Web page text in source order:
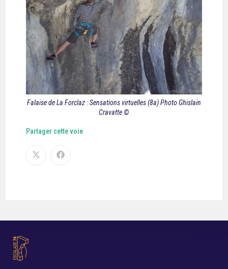
Falaise de La Forclaz : Sensations virtuelles (8a) Photo Ghislain
Cravatte ©
Partager cette voie